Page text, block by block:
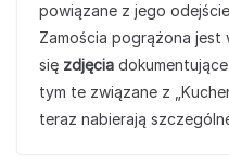
powiązane z jego
Zamościa pogrążona jest
się zdjęcia
tym te związane z
teraz nabierają